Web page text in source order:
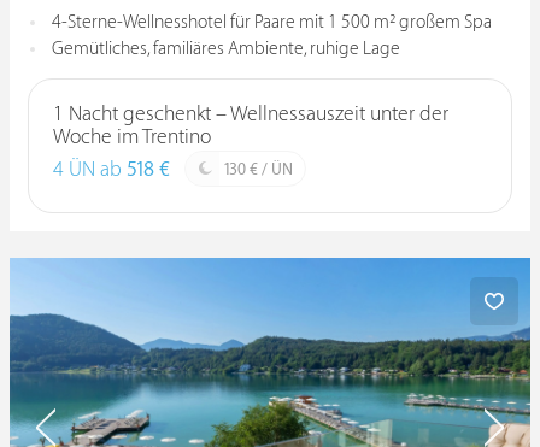
4-Sterne-Wellnesshotel für Paare mit 1 500 m² großem Spa
Gemütliches, familiäres Ambiente, ruhige Lage
1 Nacht geschenkt – Wellnessauszeit unter der
Woche im Trentino
4 ÜN ab 518 € 130 € / ÜN